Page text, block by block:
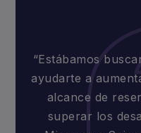
“Estábamos
ayudarte a
alcance de
superar los